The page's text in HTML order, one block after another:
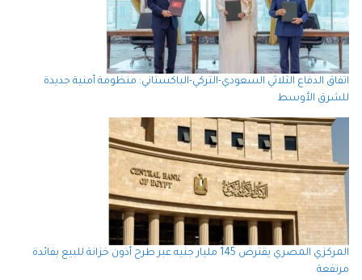
اتفاق الدفاع الثلاثي السعودي-التركي-الباكستاني: منظومة أمنية جديدة
للشرق الأوسط
المركزي المصري يقترض 145 مليار جنيه عبر طرح أذون خزانة للبيع بفائدة
مرتفعة